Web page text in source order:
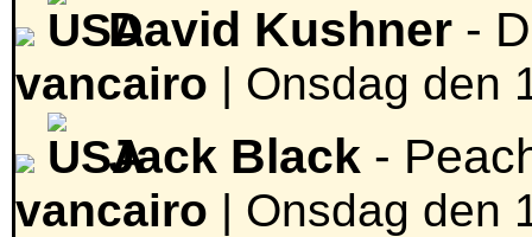
David Kushner -
vancairo | Onsdag den
Jack Black -
vancairo | Onsdag den